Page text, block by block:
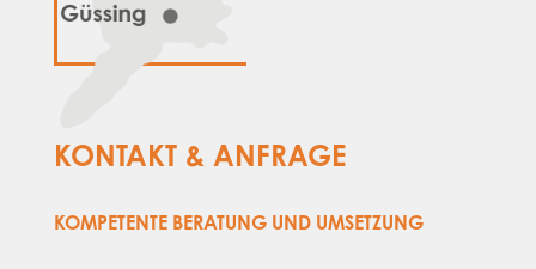
KONTAKT & ANFRAGE
KOMPETENTE BERATUNG UND UMSETZUNG